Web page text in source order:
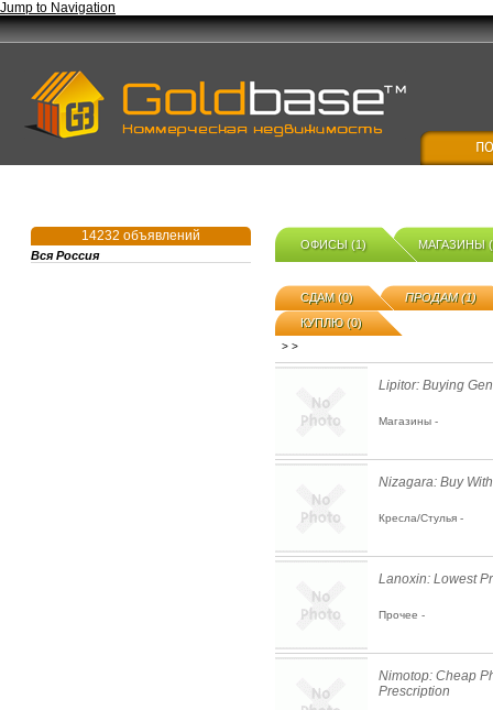
Jump to Navigation
ОФИСЫ (1) МАГАЗИНЫ
СДАМ (0)
ПРОДАМ (1)
КУПЛЮ (0)
> >
Lipitor: Buying
Магазины -
Nizagara: Buy
Кресла/Стулья -
Lanoxin: Lowest
Прочее -
Nimotop: Cheap
Prescription
14232 объявлений
Вся Россия